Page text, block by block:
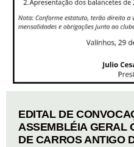
EDITAL DE
ASSEMBLÉIA GERAL
DE CARROS ANTIGO